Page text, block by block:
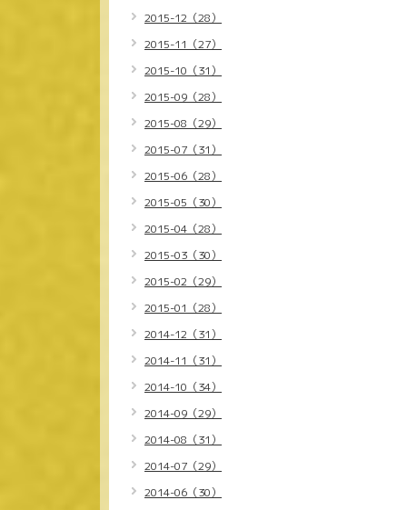
2015-12（28）
2015-11（27）
2015-10（31）
2015-09（28）
2015-08（29）
2015-07（31）
2015-06（28）
2015-05（30）
2015-04（28）
2015-03（30）
2015-02（29）
2015-01（28）
2014-12（31）
2014-11（31）
2014-10（34）
2014-09（29）
2014-08（31）
2014-07（29）
2014-06（30）